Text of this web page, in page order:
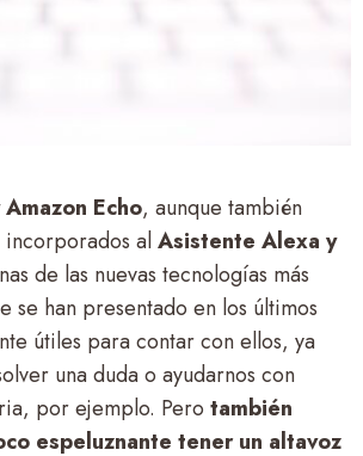
Echo, aunque también
alAsistente Alexa y
de las nuevas tecnologías más
se han presentado en los últimos
útiles para contar con ellos, ya
una duda o ayudarnos con
por ejemplo. Pero también
espeluznante tener un altavoz